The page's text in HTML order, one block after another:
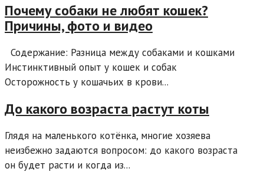
Почему собаки не любят кошек?
Причины, фото и видео
Содержание: Разница между собаками и кошками
Инстинктивный опыт у кошек и собак
Осторожность у кошачьих в крови...
До какого возраста растут коты
Глядя на маленького котёнка, многие хозяева
неизбежно задаются вопросом: до какого возраста
он будет расти и когда из...